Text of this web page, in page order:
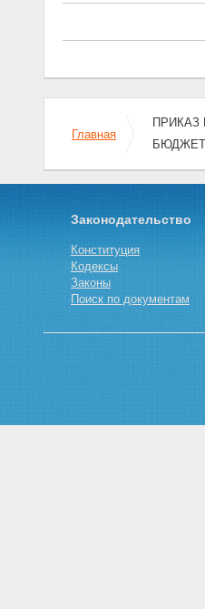
Главная
ПРИКАЗ
Законодательство
Конституция
Кодексы
Законы
Поиск по документам